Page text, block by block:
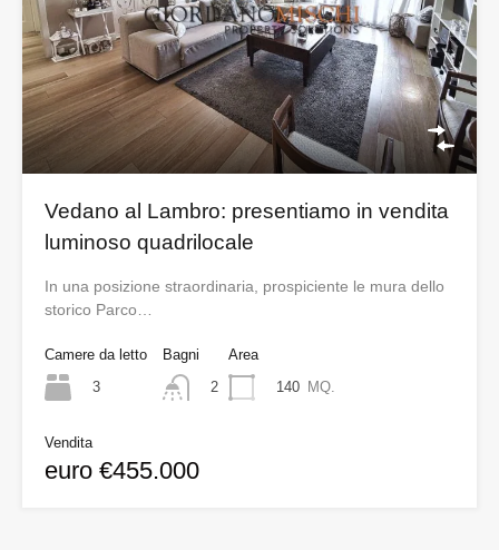
Vedano al Lambro: presentiamo in vendita
luminoso quadrilocale
In una posizione straordinaria, prospiciente le mura dello
storico Parco…
Camere da letto
3
Bagni
2
Area
140 MQ.
Vendita
euro €455.000